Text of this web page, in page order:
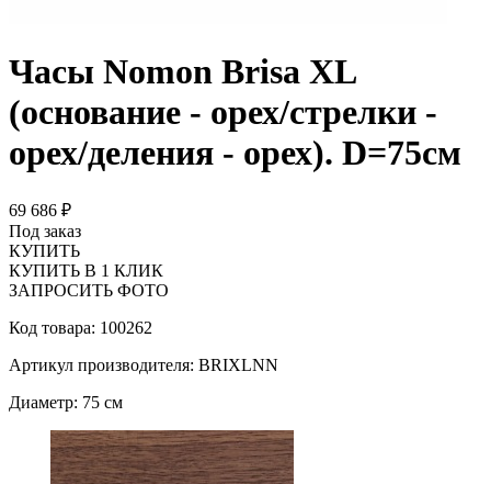
Часы Nomon Brisa XL
(основание - орех/стрелки -
орех/деления - орех). D=75см
69 686 ₽
Под заказ
КУПИТЬ
КУПИТЬ В 1 КЛИК
ЗАПРОСИТЬ ФОТО
Код товара: 100262
Артикул производителя: BRIXLNN
Диаметр: 75 см